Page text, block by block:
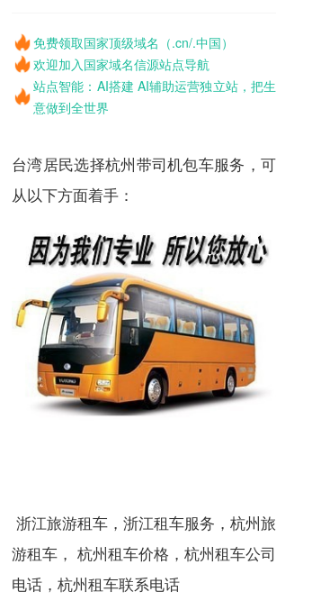
免费领取国家顶级域名（.cn/.中国）
欢迎加入国家域名信源站点导航
站点智能：AI搭建 AI辅助运营独立站，把生
意做到全世界
台湾居民选择杭州带司机包车服务，可
从以下方面着手：
浙江旅游租车，浙江租车服务，杭州旅
游租车， 杭州租车价格，杭州租车公司
电话，杭州租车联系电话